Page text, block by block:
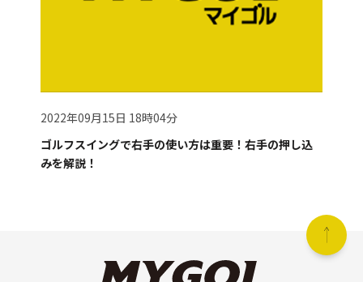
2022年09月15日 18時04分
ゴルフスイングで右手の使い方は重要！右手の押し込
みを解説！